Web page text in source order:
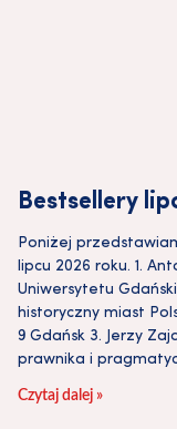
Bestsellery
Poniżej
lipcu 2026 roku. 1.
Uniwersytetu
historyczny miast
9 Gdańsk 3. Jerzy
prawnika i
Czytaj dalej »